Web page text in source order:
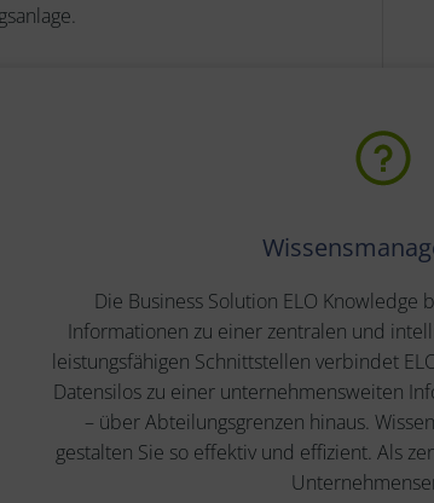
Die Business Solution ELO Knowledge
Informationen zu einer zentralen und
leistungsfähigen Schnittstellen verbindet
Datensilos zu einer unternehmensweiten
– über Abteilungsgrenzen hinaus.
gestalten Sie so effektiv und effizient. Als